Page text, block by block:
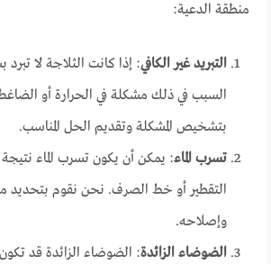
منطقة الدعية:
التبريد غير الكافي: إذا كانت الثلاجة لا
السبب في ذلك مشكلة في الحرارة أو
بتشخيص المشكلة وتقديم الحل المناسب.
تسرب الماء: يمكن أن يكون تسرب الماء
التقطير أو خط الصرف. نحن نقوم بتحديد
وإصلاحه.
الضوضاء الزائدة: الضوضاء الزائدة قد